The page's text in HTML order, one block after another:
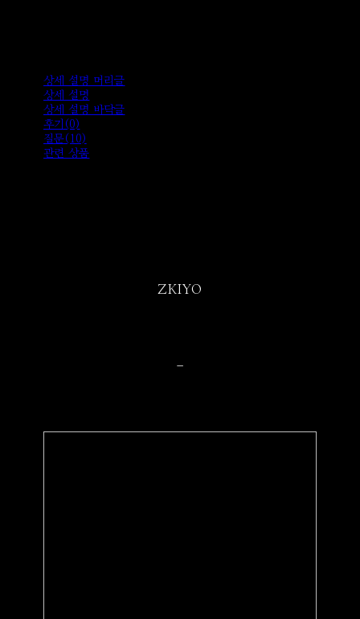
상세 설명 머리글
상세 설명
상세 설명 바닥글
후기(0)
질문(10)
관련 상품
ZKIYO
-